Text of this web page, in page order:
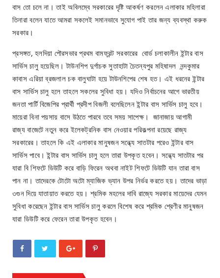
বাস তো চলে না। তাই অবিলম্বে সরকারের দৃষ্টি আকর্ষণ করলেন এলাকার মহিলারা
তিনারা বলেন যাতে আমরা সকলেই সমানভাবে সুযোগ পাই তার জন্য ব্যবস্থা করুক
সরকার।
প্রসঙ্গত, হলদিয়া পৌরসভার প্রথম বামফ্রন্ট সরকারের বোর্ড চলাকালীন ইন্টার বাস
সার্ভিস চালু হয়েছিল। টাউনশিপ দুর্গাচক সুতাহাটা চৈতন্যপুর মহিষাদল নন্দকুমার
কাবাস এরিয়া ব্রজলাল চক বালুঘাটা হয়ে টাউনশিপের শেষ হত। এই ধরনের ইন্টার
বাস সার্ভিস চালু হলে তাহলে সকলের সুবিধা হয়। যদিও নির্বাচনের আগে ভারতীয়
জনতা পার্টি বিজেপির প্রার্থী প্রদীপ বিজলী বলেছিলেন ইন্টার বাস সার্ভিস চালু হবে।
মায়েরা বিনা পয়সায় বাসে উঠতে পারবে তবে সময় সাপেক্ষ। জানাজায় আগামী
রাজ্য বাজেটে নতুন করে ইলেকট্রনিক বাস নেওয়ার পরিকল্পনা রয়েছে রাজ্য
সরকারের। তাহলে কি এই এলাকার মানুষজন সন্ধ্যে সাতটার পরেও ইন্টার বাস
সার্ভিস পাবে। ইন্টার বাস সার্ভিস চালু হলে তারা উপকৃত হবেন। সন্ধ্যে সাতটার পর
যারা বি শিফটে ডিউটি করে বাড়ি ফিরেন অথবা নাইট শিফটে ডিউটি যান তারা বাস
পান না। তাদেরকে টোটো অটো ম্যাজিক ভ্যান উপর নির্ভর করতে হয়। তাদের ভাড়া
৩গুন দিয়ে যাতায়াত করতে হয়। শ্রমিক মহলের দাবি রাজ্যে সরকার মায়েদের যেমন
সুবিধা করেছেন ইন্টার বাস সার্ভিস চালু করলে বিশেষ করে শ্রমিক শ্রেণীর মানুষজন
যারা ডিউটি করে ফেরেন তারা উপকৃত হবেন।